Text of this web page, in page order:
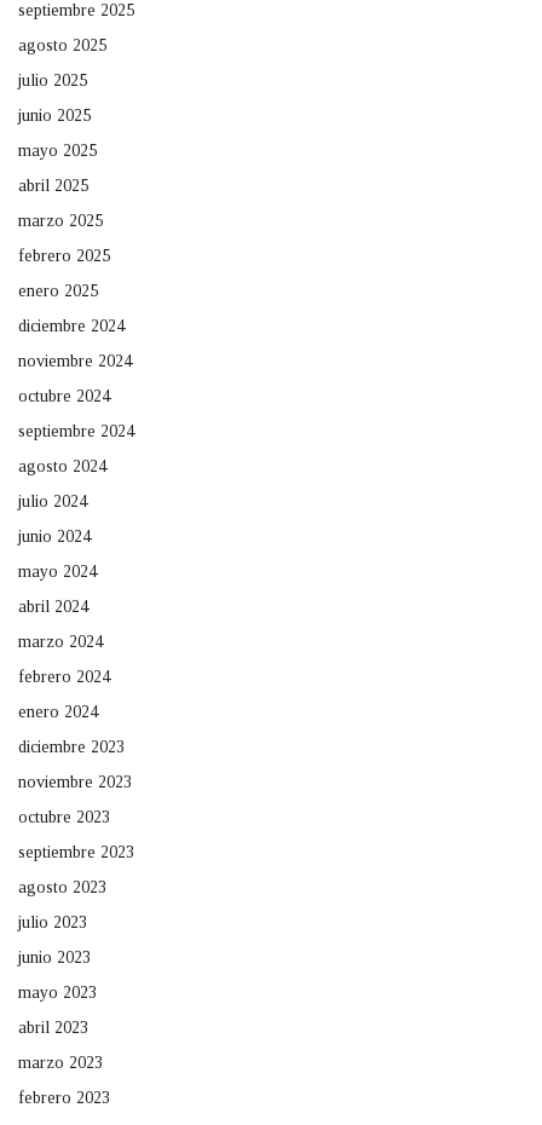
septiembre 2025
agosto 2025
julio 2025
junio 2025
mayo 2025
abril 2025
marzo 2025
febrero 2025
enero 2025
diciembre 2024
noviembre 2024
octubre 2024
septiembre 2024
agosto 2024
julio 2024
junio 2024
mayo 2024
abril 2024
marzo 2024
febrero 2024
enero 2024
diciembre 2023
noviembre 2023
octubre 2023
septiembre 2023
agosto 2023
julio 2023
junio 2023
mayo 2023
abril 2023
marzo 2023
febrero 2023